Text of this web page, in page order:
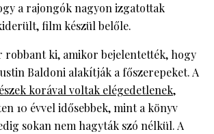
a rajongók nagyon izgatottak
film készül belőle.
robbant ki, amikor bejelentették, hogy
Baldoni alakítják a főszerepeket. A
korával voltak elégedetlenek,
10 évvel idősebbek, mint a könyv
sokan nem hagyták szó nélkül. A